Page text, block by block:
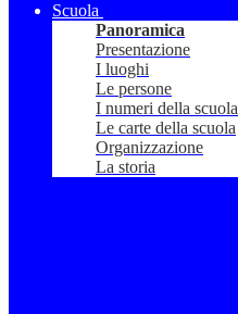
Scuola
Panoramica
Presentazione
I luoghi
Le persone
I numeri della scuola
Le carte della scuola
Organizzazione
La storia